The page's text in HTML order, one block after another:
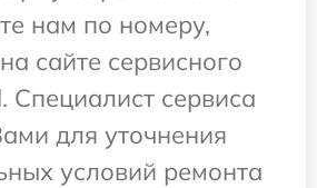
нам по номеру,
сайте сервисного
Специалист сервиса
для уточнения
условий ремонта